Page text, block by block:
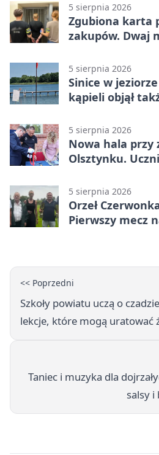
5 sierpnia 2026
Zgubiona karta
zakupów. Dwaj
5 sierpnia 2026
Sinice w
kąpieli objął
5 sierpnia 2026
Nowa hala przy
Olsztynku.
5 sierpnia 2026
Orzeł
Pierwszy mecz
<< Poprzedni
Szkoły powiatu uczą o
lekcje, które mogą uratować
Taniec i muzyka dla
salsy i